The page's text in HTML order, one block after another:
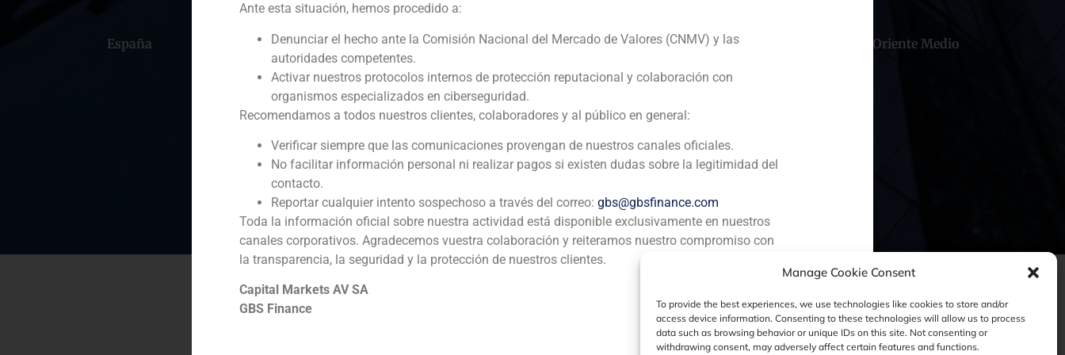
Manage Cookie Consent
To provide the best experiences, we use technologies like cookies to store and/or
access device information. Consenting to these technologies will allow us to process
data such as browsing behavior or unique IDs on this site. Not consenting or
withdrawing consent, may adversely affect certain features and functions.
España Colombia México Ecuador Perú Chile Oriente Medio
Política de Privacidad
GBS Finance ©2023
Ante esta situación, hemos procedido a:
Denunciar el hecho ante la Comisión Nacional del Mercado de Valores (CNMV) y las
autoridades competentes.
Activar nuestros protocolos internos de protección reputacional y colaboración con
organismos especializados en ciberseguridad.
Recomendamos a todos nuestros clientes, colaboradores y al público en general:
Verificar siempre que las comunicaciones provengan de nuestros canales oficiales.
No facilitar información personal ni realizar pagos si existen dudas sobre la legitimidad del
contacto.
Reportar cualquier intento sospechoso a través del correo: gbs@gbsfinance.com
Toda la información oficial sobre nuestra actividad está disponible exclusivamente en nuestros
canales corporativos. Agradecemos vuestra colaboración y reiteramos nuestro compromiso con
la transparencia, la seguridad y la protección de nuestros clientes.
Capital Markets AV SA
GBS Finance